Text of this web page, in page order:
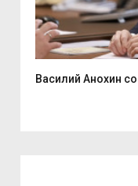
Василий Анохин